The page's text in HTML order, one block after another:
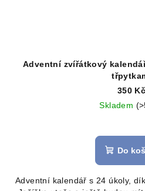
Adventní zvířátkový
350 Kč
Skladem
z
Do
Adventní kalendář s 24 úkoly,